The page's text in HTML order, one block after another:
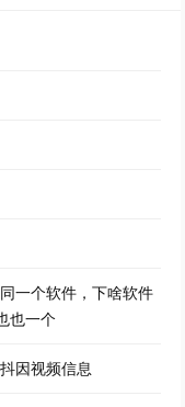
一个软件，下啥软件
也一个
因视频信息